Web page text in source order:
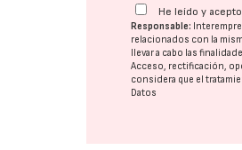
He leído y
Responsable:
relacionados con la
llevar a cabo las
Acceso, rectificación,
considera que el
Datos